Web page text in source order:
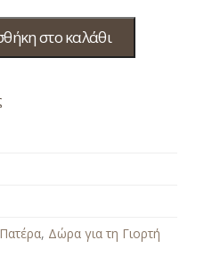
στο καλάθι
, Δώρα για τη Γιορτή